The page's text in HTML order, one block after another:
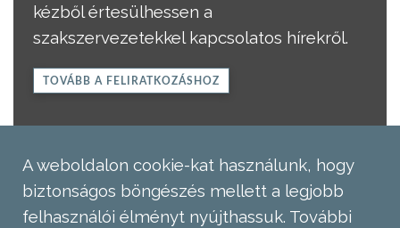
kézből értesülhessen a
szakszervezetekkel kapcsolatos hírekről.
TOVÁBB A FELIRATKOZÁSHOZ
A weboldalon cookie-kat használunk, hogy
biztonságos böngészés mellett a legjobb
felhasználói élményt nyújthassuk. További